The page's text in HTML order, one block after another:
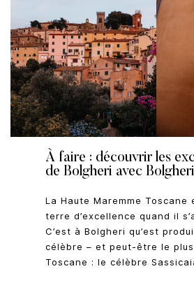
À faire : découvrir les
de Bolgheri avec
La Haute Maremme Toscane
terre d’excellence quand il
C’est à Bolgheri qu’est
célèbre – et peut-être le
Toscane : le célèbre